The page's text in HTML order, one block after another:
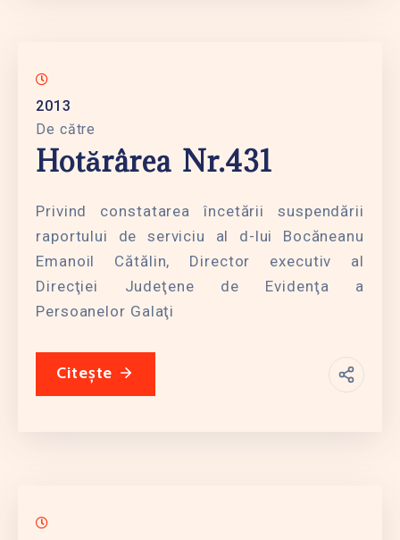
2013
De către
Hotărârea Nr.431
Privind constatarea încetării suspendării
raportului de serviciu al d-lui Bocăneanu
Emanoil Cătălin, Director executiv al
Direcţiei Judeţene de Evidenţa a
Persoanelor Galaţi
Citește